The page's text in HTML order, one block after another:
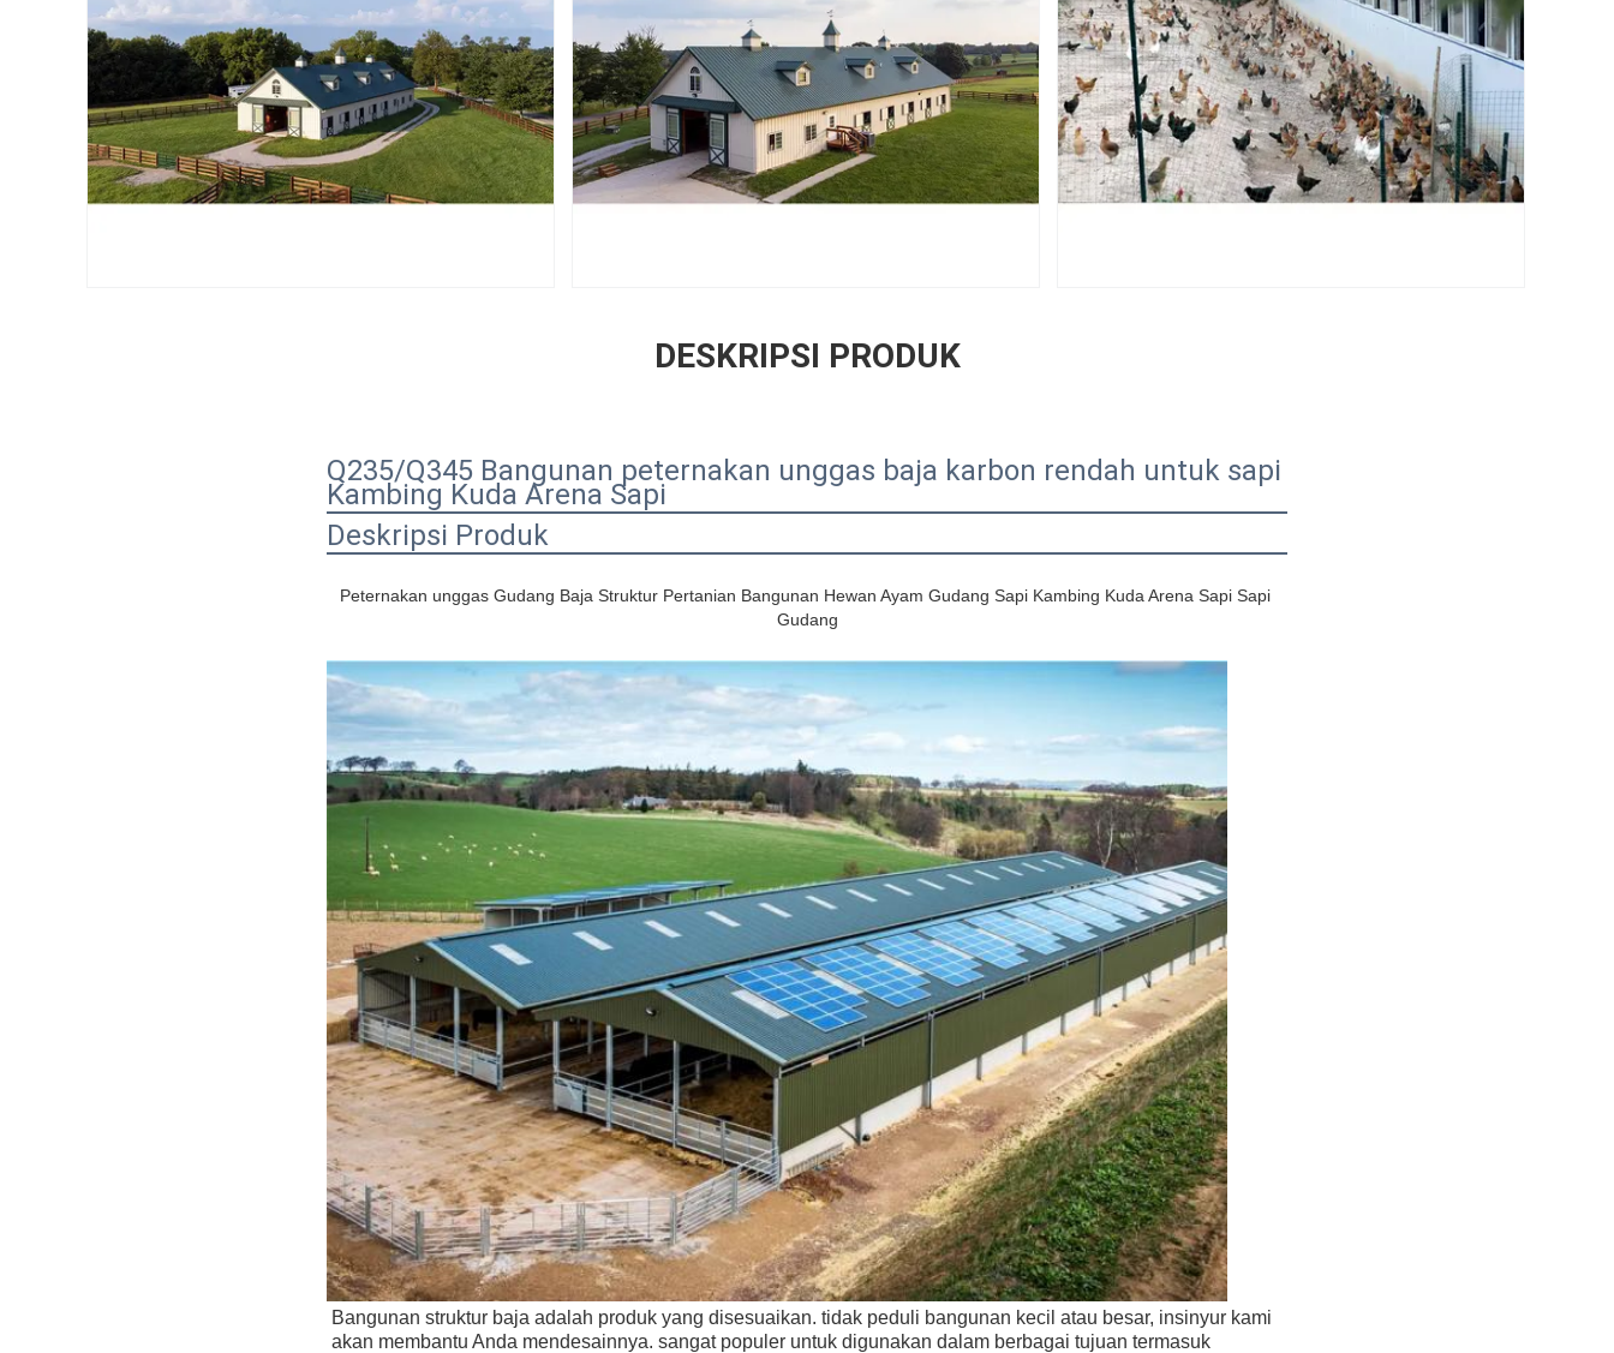
DESKRIPSI PRODUK
Q235/Q345 Bangunan peternakan unggas baja karbon rendah untuk sapi
Kambing Kuda Arena Sapi
Deskripsi Produk
Peternakan unggas Gudang Baja Struktur Pertanian Bangunan Hewan Ayam Gudang Sapi Kambing Kuda Arena Sapi Sapi
Gudang
Bangunan struktur baja adalah produk yang disesuaikan. tidak peduli bangunan kecil atau besar, insinyur kami
akan membantu Anda mendesainnya. sangat populer untuk digunakan dalam berbagai tujuan termasuk